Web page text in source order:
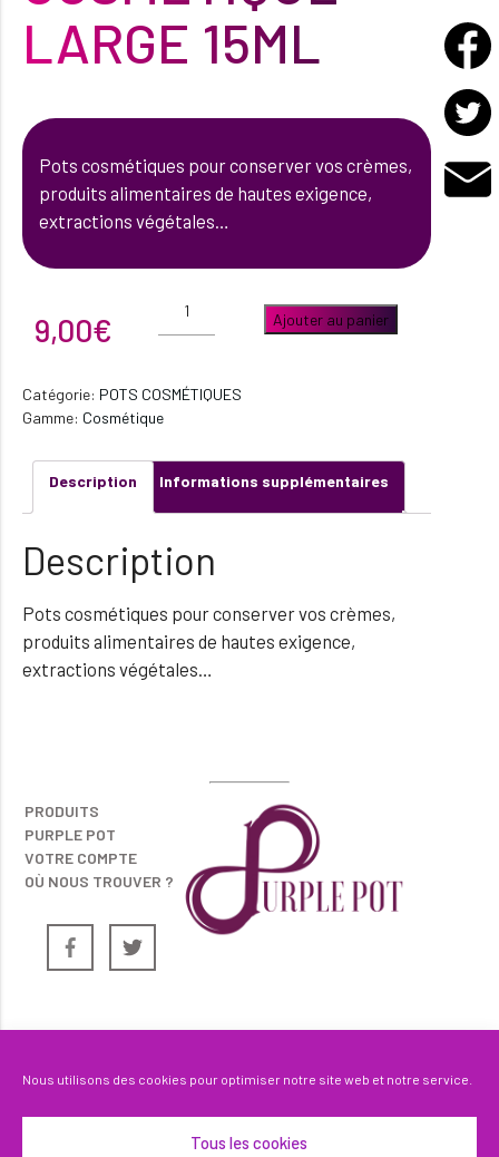
Nous utilisons des cookies pour optimiser notre site web et notre service.
Tous les cookies
LARGE 15ML
Pots cosmétiques pour conserver vos crèmes,
produits alimentaires de hautes exigence,
extractions végétales…
9,00€ Ajouter au panier
Catégorie: POTS COSMÉTIQUES
Gamme: Cosmétique
Description Informations supplémentaires
Description
Pots cosmétiques pour conserver vos crèmes,
produits alimentaires de hautes exigence,
extractions végétales…
PRODUITS
PURPLE POT
VOTRE COMPTE
OÙ NOUS TROUVER ?